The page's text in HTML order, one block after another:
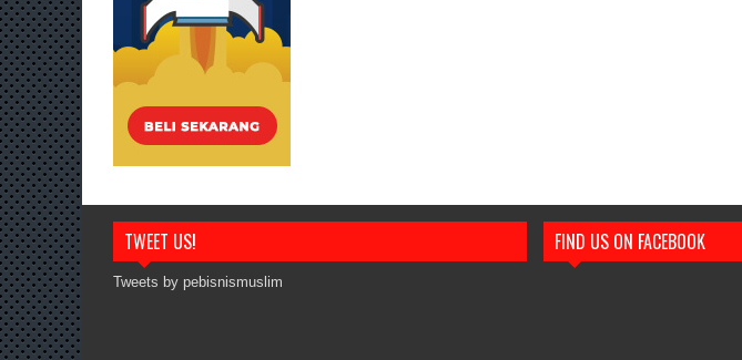
TWEET US!
Tweets by pebisnismuslim
FIND US ON FACEBOOK